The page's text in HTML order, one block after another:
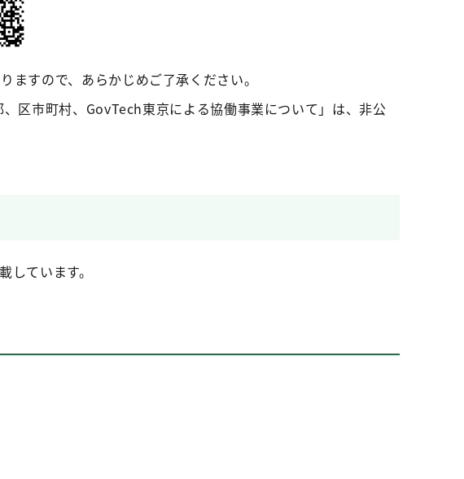
ますので、あらかじめご了承ください。
区市町村、GovTech東京による協働事業について」は、非公
しています。